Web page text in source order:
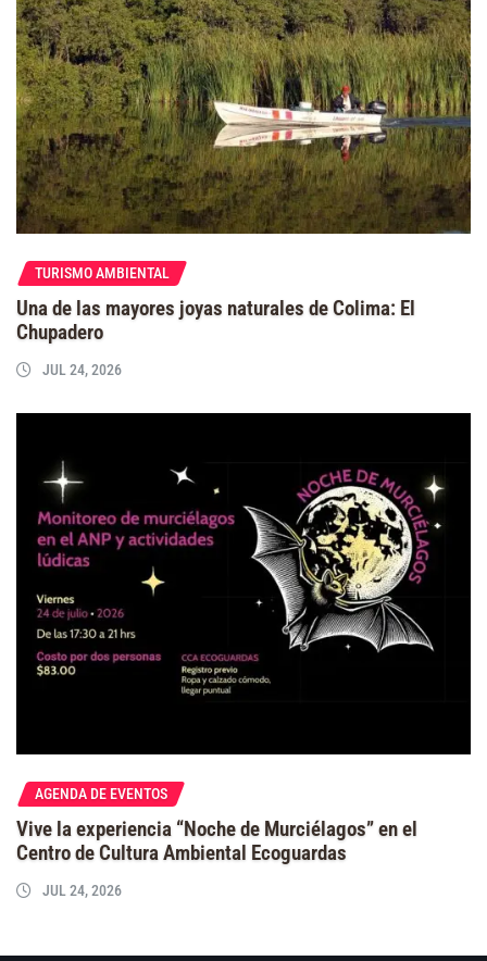
TURISMO AMBIENTAL
Una de las mayores joyas naturales de Colima: El
Chupadero
JUL 24, 2026
AGENDA DE EVENTOS
Vive la experiencia “Noche de Murciélagos” en el
Centro de Cultura Ambiental Ecoguardas
JUL 24, 2026